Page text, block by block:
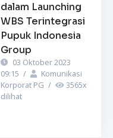
dalam Launching
WBS Terintegrasi
Pupuk Indonesia
Group
03 Oktober 2023
09:15 /
Komunikasi
Korporat PG / 3565x
dilihat